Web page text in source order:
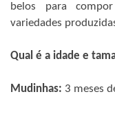
belos para
variedades
Qual é a idade e
Mudinhas: 3 meses